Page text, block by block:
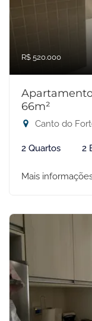
R$ 520.000
66m²
Canto do
2 Quartos 2
Mais